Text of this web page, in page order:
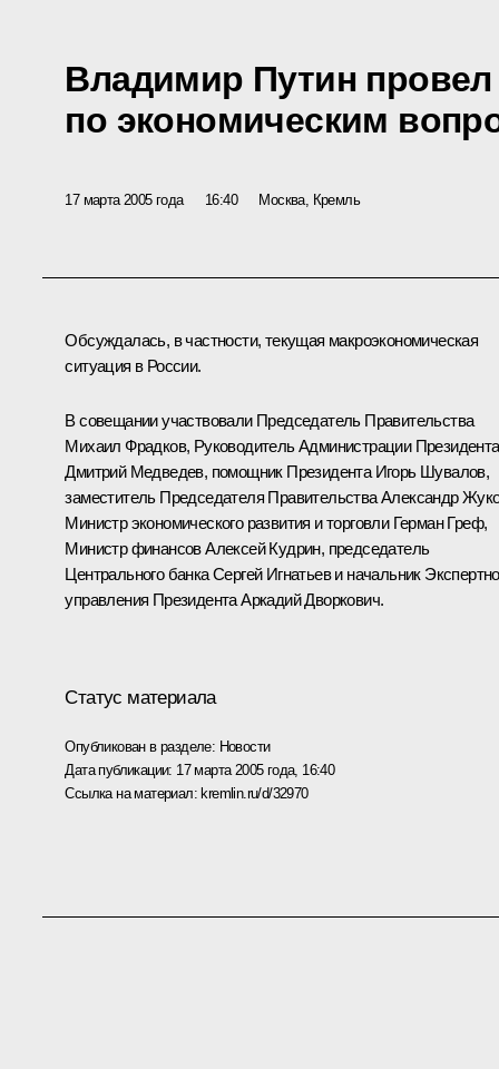
Владимир Путин
по экономическим
17 марта 2005 года 16:40 Москва, Кремль
Обсуждалась, в частности, текущая макроэкономическая
ситуация в России.
В совещании участвовали Председатель Правительства
Михаил Фрадков, Руководитель Администрации Президента
Дмитрий Медведев, помощник Президента Игорь Шувалов,
заместитель Председателя Правительства Александр
Министр экономического развития и торговли Герман Греф,
Министр финансов Алексей Кудрин, председатель
Центрального банка Сергей Игнатьев и начальник
управления Президента Аркадий Дворкович.
Статус материала
Опубликован в разделе: Новости
Дата публикации: 17 марта 2005 года, 16:40
Ссылка на материал:kremlin.ru/d/32970